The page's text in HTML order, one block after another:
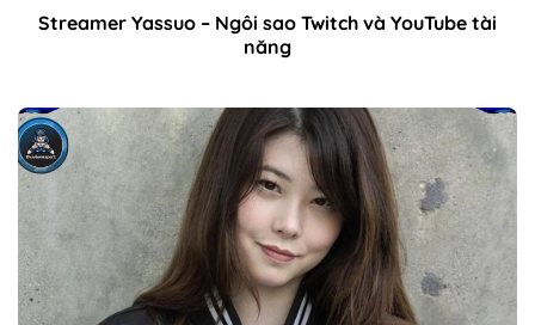
Streamer Yassuo – Ngôi sao Twitch và YouTube tài
năng